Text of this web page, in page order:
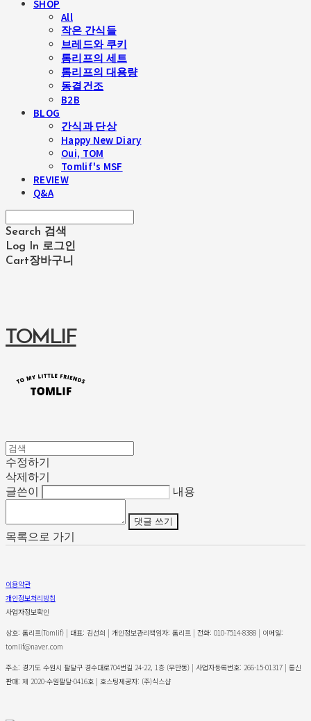
SHOP
All
작은 간식들
브레드와 쿠키
톰리프의 세트
톰리프의 대용량
동결건조
B2B
BLOG
간식과 단상
Happy New Diary
Oui, TOM
Tomlif's MSF
REVIEW
Q&A
Search 검색
Log In 로그인
Cart장바구니
TOMLIF
수정하기
삭제하기
글쓴이
내용
댓글 쓰기
목록으로 가기
이용약관
개인정보처리방침
사업자정보확인
상호: 톰리프(Tomlif) | 대표: 김선희 | 개인정보관리책임자: 톰리프 | 전화: 010-7514-8388 | 이메일:
tomlif@naver.com
주소: 경기도 수원시 팔달구 경수대로704번길 24-22, 1층 (우만동) | 사업자등록번호: 266-15-01317 | 통신
판매: 제 2020-수원팔달-0416호 | 호스팅제공자: (주)식스샵